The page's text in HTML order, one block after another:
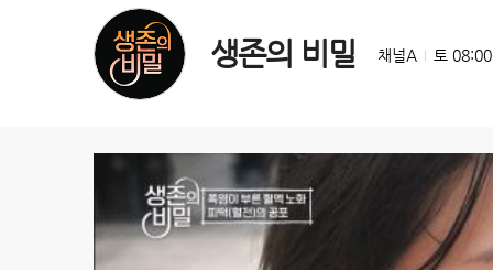
생존의 비밀 채널A 토